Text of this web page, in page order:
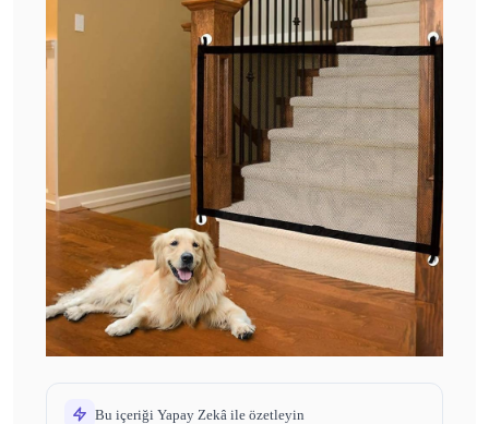
Bu içeriği Yapay Zekâ ile özetleyin